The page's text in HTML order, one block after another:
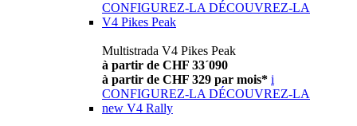
CONFIGUREZ-LA DÉCOUVREZ-LA
V4 Pikes Peak
Multistrada V4 Pikes Peak
à partir de CHF 33´090
à partir de CHF 329 par mois* i
CONFIGUREZ-LA DÉCOUVREZ-LA
new V4 Rally